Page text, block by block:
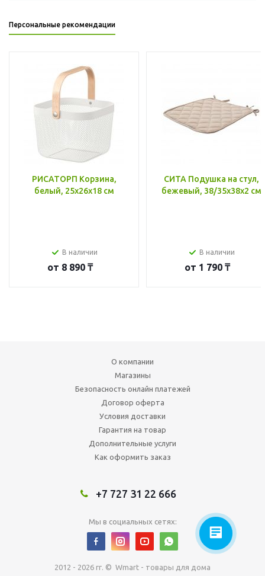
Персональные рекомендации
РИСАТОРП Корзина,
белый, 25x26x18 см
В наличии
от 8 890 ₸
СИТА Подушка на стул,
бежевый, 38/35x38x2 см
В наличии
от 1 790 ₸
О компании
Магазины
Безопасность онлайн платежей
Договор оферта
Условия доставки
Гарантия на товар
Дополнительные услуги
Как оформить заказ
+7 727 31 22 666
Мы в социальных сетях:
2012 - 2026 гг. © Wmart - товары для дома